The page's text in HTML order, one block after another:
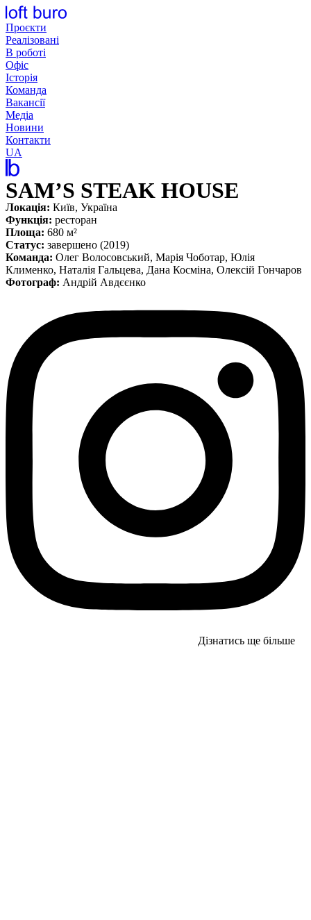
Перейти
до
вмісту
Проєкти
Реалізовані
В роботі
Офіс
Історія
Команда
Вакансії
Медіа
Новини
Контакти
UA
SAM’S STEAK HOUSE
Локація: Київ, Україна
Функція: ресторан
Площа: 680 м²
Статус: завершено (2019)
Команда: Олег Волосовський, Марія Чоботар, Юлія
Клименко, Наталія Гальцева, Дана Косміна, Олексій Гончаров
Фотограф: Андрій Авдєєнко
Дізнатись ще більше